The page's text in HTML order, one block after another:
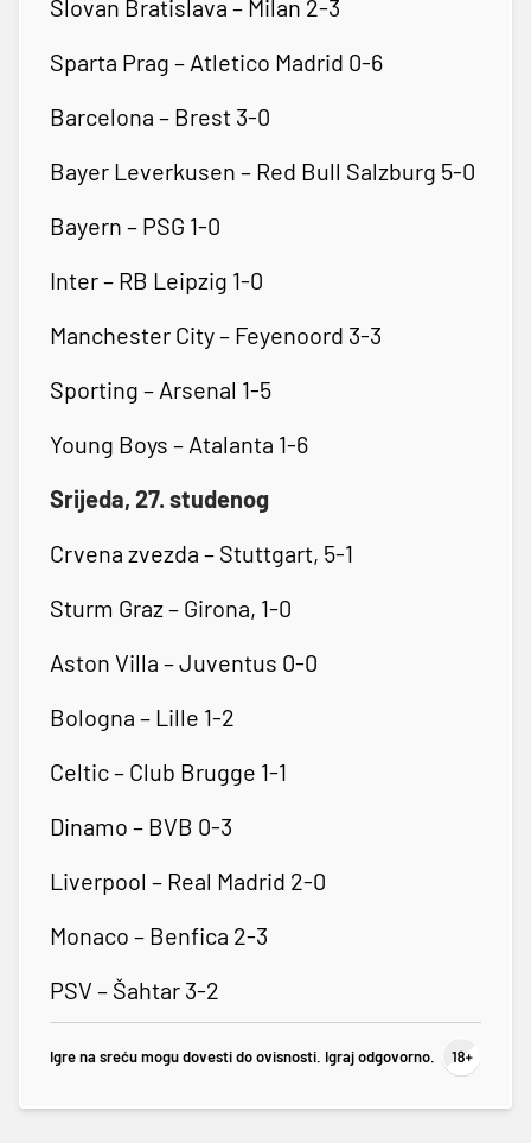
Slovan Bratislava – Milan 2-3
Sparta Prag – Atletico Madrid 0-6
Barcelona – Brest 3-0
Bayer Leverkusen – Red Bull Salzburg 5-0
Bayern – PSG 1-0
Inter – RB Leipzig 1-0
Manchester City – Feyenoord 3-3
Sporting – Arsenal 1-5
Young Boys – Atalanta 1-6
Srijeda, 27. studenog
Crvena zvezda – Stuttgart, 5-1
Sturm Graz – Girona, 1-0
Aston Villa – Juventus 0-0
Bologna – Lille 1-2
Celtic – Club Brugge 1-1
Dinamo – BVB 0-3
Liverpool – Real Madrid 2-0
Monaco – Benfica 2-3
PSV – Šahtar 3-2
Igre na sreću mogu dovesti do ovisnosti. Igraj odgovorno.